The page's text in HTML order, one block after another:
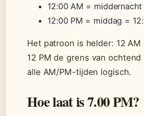
12:00 AM =
12:00 PM = middag =
Het patroon is helder: 12
12 PM de grens van
alle AM/PM-tijden logisch.
Hoe laat is 7.00 PM?